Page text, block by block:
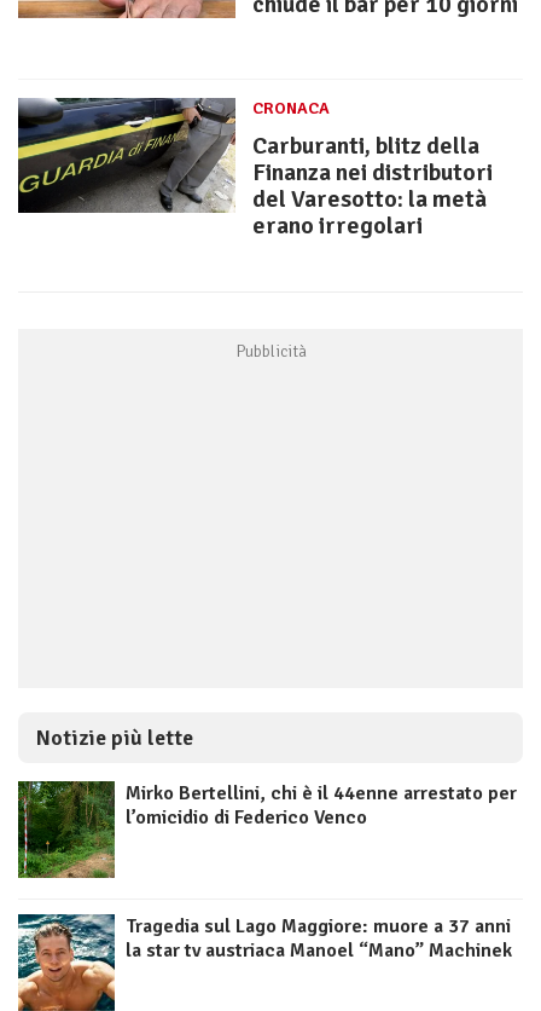
CRONACA
Carburanti, blitz della
Finanza nei distributori
del Varesotto: la metà
erano irregolari
Notizie più lette
Mirko Bertellini, chi è il 44enne arrestato per
l’omicidio di Federico Venco
Tragedia sul Lago Maggiore: muore a 37 anni
la star tv austriaca Manoel “Mano” Machinek